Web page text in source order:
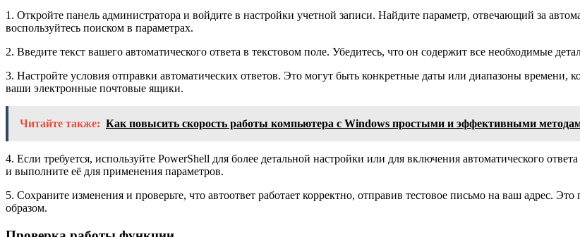
1. Откройте панель администратора и войдите в настройки учетной записи. Найдите параметр, отвечающий за
воспользуйтесь поиском в параметрах.
2. Введите текст вашего автоматического ответа в текстовом поле. Убедитесь, что он содержит все необходимые
3. Настройте условия отправки автоматических ответов. Это могут быть конкретные даты или диапазоны времени,
ваши электронные почтовые ящики.
Читайте также: Как повысить скорость работы компьютера с Windows простыми и эффективными
4. Если требуется, используйте PowerShell для более детальной настройки или для включения автоматического
и выполните её для применения параметров.
5. Сохраните изменения и проверьте, что автоответ работает корректно, отправив тестовое письмо на ваш адрес.
образом.